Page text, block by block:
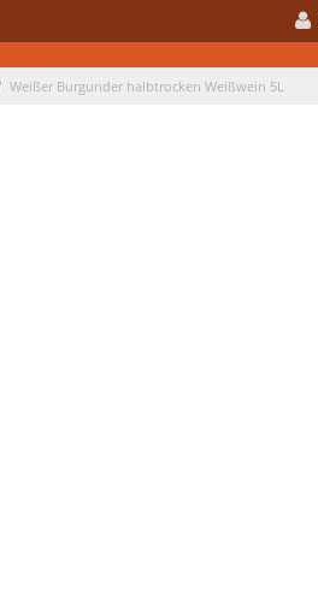
Weißer Burgunder halbtrocken Weißwein 5L